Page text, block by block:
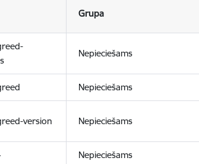
Grupa
Nepieciešams
Nepieciešams
version Nepieciešams
Nepieciešams